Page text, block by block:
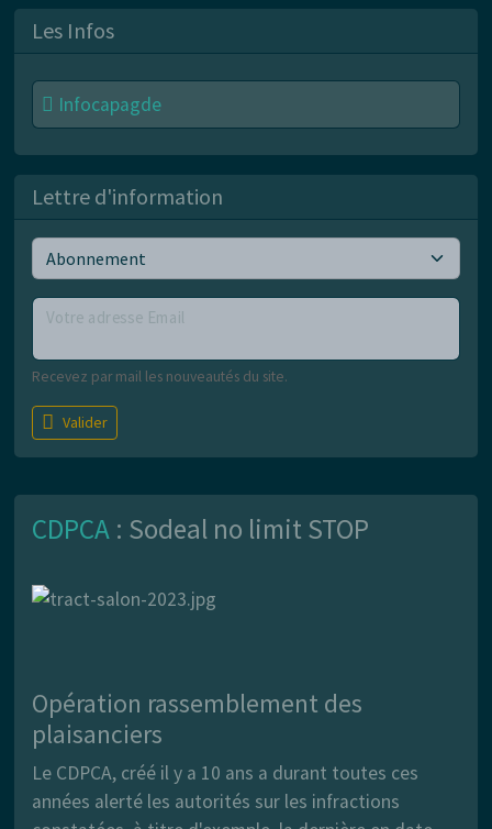
Les Infos
Infocapagde
Lettre d'information
Votre adresse Email
Recevez par mail les nouveautés du site.
Valider
CDPCA : Sodeal no limit STOP
Opération rassemblement des
plaisanciers
Le CDPCA, créé il y a 10 ans a durant toutes ces
années alerté les autorités sur les infractions